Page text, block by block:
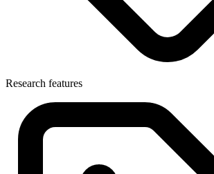
Research features